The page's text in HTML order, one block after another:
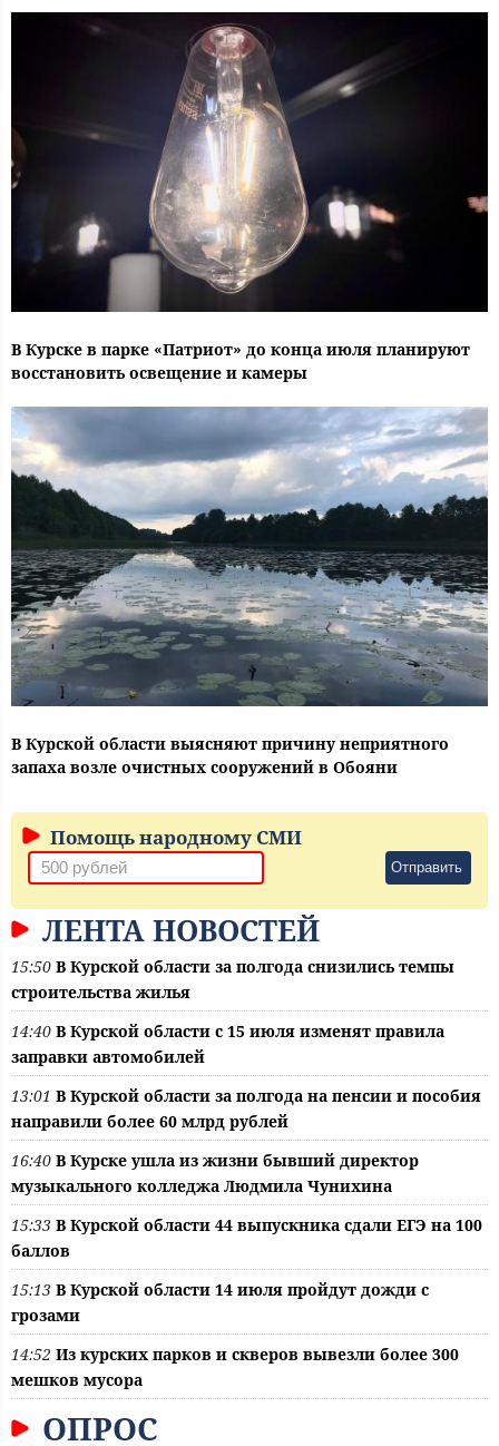
В Курске в парке «Патриот» до конца июля планируют
восстановить освещение и камеры
В Курской области выясняют причину неприятного
запаха возле очистных сооружений в Обояни
Помощь народному СМИ
Отправить
ЛЕНТА НОВОСТЕЙ
15:50 В Курской области за полгода снизились темпы
строительства жилья
14:40 В Курской области с 15 июля изменят правила
заправки автомобилей
13:01 В Курской области за полгода на пенсии и пособия
направили более 60 млрд рублей
16:40 В Курске ушла из жизни бывший директор
музыкального колледжа Людмила Чунихина
15:33 В Курской области 44 выпускника сдали ЕГЭ на 100
баллов
15:13 В Курской области 14 июля пройдут дожди с
грозами
14:52 Из курских парков и скверов вывезли более 300
мешков мусора
ОПРОС